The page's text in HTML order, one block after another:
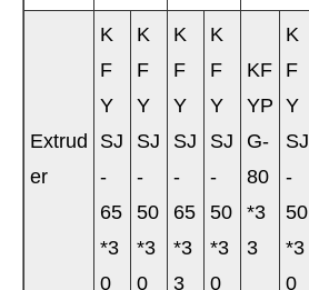
Extrud
er
K
F
Y
SJ
-
65
*3
0
K
F
Y
SJ
-
50
*3
0
K
F
Y
SJ
-
65
*3
3
K
F
Y
SJ
-
50
*3
0
KF
YP
G-
80
*3
3
K
F
Y
SJ
-
50
*3
0